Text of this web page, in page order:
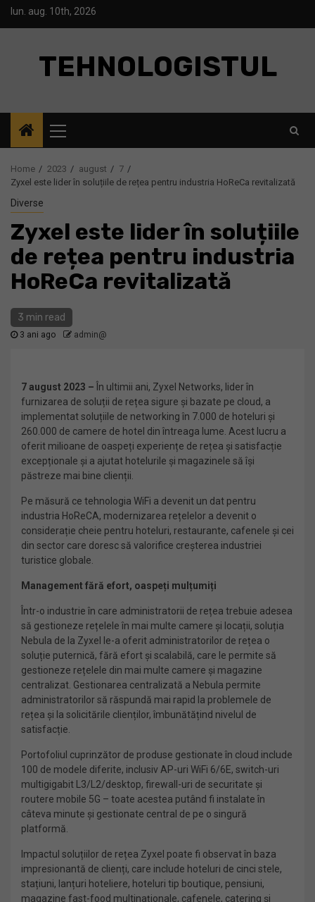
Skiplun. aug. 10th, 2026
TEHNOLOGISTUL
Menu
Home 2023 august
7
Zyxel este lider în soluțiile de rețea pentru industria HoReCa revitalizată
Diverse
Zyxel este lider în soluțiile
de rețea pentru industria
HoReCa revitalizată
3 min read
3 ani ago admin@
7 august 2023 – În ultimii ani, Zyxel Networks, lider în
furnizarea de soluții de rețea sigure și bazate pe cloud, a
implementat soluțiile de networking în 7.000 de hoteluri și
260.000 de camere de hotel din întreaga lume. Acest lucru a
oferit milioane de oaspeți experiențe de rețea și satisfacție
excepționale și a ajutat hotelurile și magazinele să își
păstreze mai bine clienții.
Pe măsură ce tehnologia WiFi a devenit un dat pentru
industria HoReCA, modernizarea rețelelor a devenit o
considerație cheie pentru hoteluri, restaurante, cafenele și cei
din sector care doresc să valorifice creșterea industriei
turistice globale.
Management fără efort, oaspeți mulțumiți
Într-o industrie în care administratorii de rețea trebuie adesea
să gestioneze rețelele în mai multe camere și locații, soluția
Nebula de la Zyxel le-a oferit administratorilor de rețea o
soluție puternică, fără efort și scalabilă, care le permite să
gestioneze rețelele din mai multe camere și magazine
centralizat. Gestionarea centralizată a Nebula permite
administratorilor să răspundă mai rapid la problemele de
rețea și la solicitările clienților, îmbunătățind nivelul de
satisfacție.
Portofoliul cuprinzător de produse gestionate în cloud include
100 de modele diferite, inclusiv AP-uri WiFi 6/6E, switch-uri
multigigabit L3/L2/desktop, firewall-uri de securitate și
routere mobile 5G – toate acestea putând fi instalate în
câteva minute și gestionate central de pe o singură
platformă.
Impactul soluțiilor de rețea Zyxel poate fi observat în baza
impresionantă de clienți, care include hoteluri de cinci stele,
stațiuni, lanțuri hoteliere, hoteluri tip boutique, pensiuni,
magazine fast-food multinaționale, cafenele, catering și